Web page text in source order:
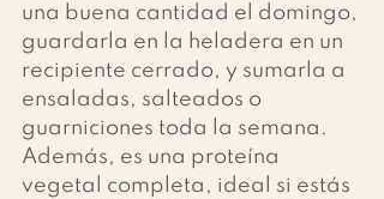
una buena cantidad el domingo,
guardarla en la heladera en un
recipiente cerrado, y sumarla a
ensaladas, salteados o
guarniciones toda la semana.
Además, es una proteína
vegetal completa, ideal si estás